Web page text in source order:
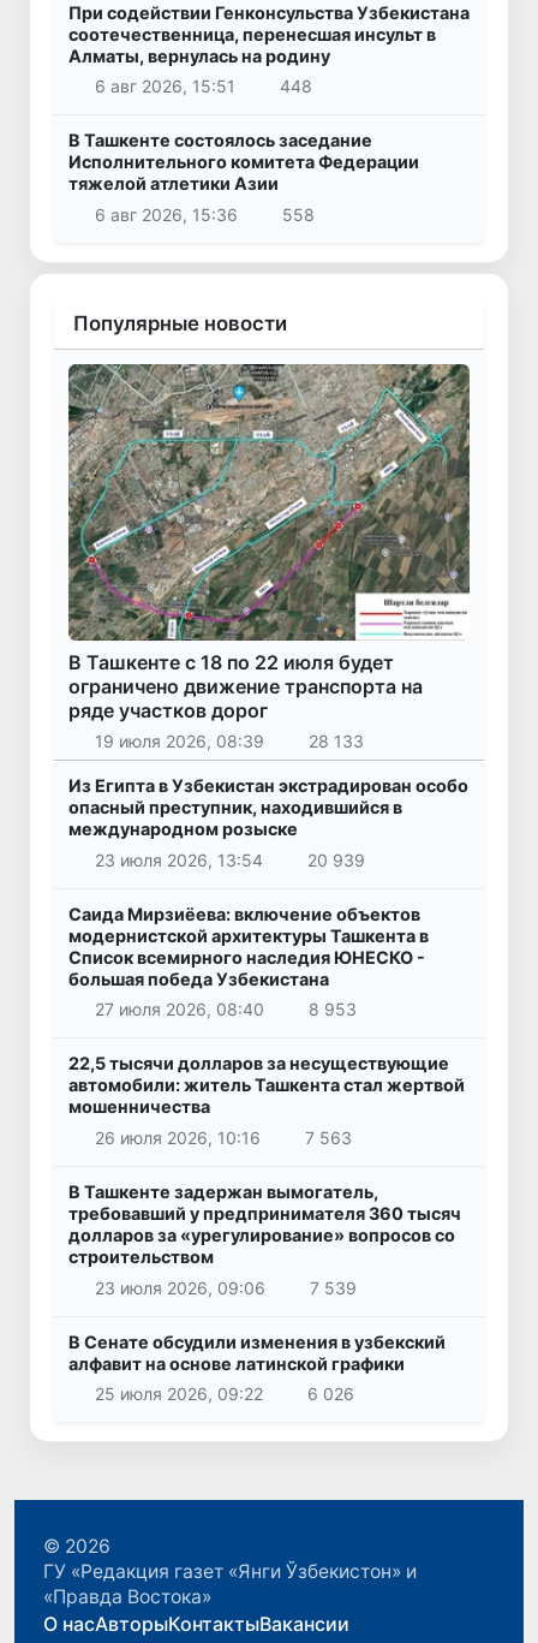
При содействии Генконсульства Узбекистана
соотечественница, перенесшая инсульт в
Алматы, вернулась на родину
6 авг 2026, 15:51
448
В Ташкенте состоялось заседание
Исполнительного комитета Федерации
тяжелой атлетики Азии
6 авг 2026, 15:36
558
Популярные новости
В Ташкенте с 18 по 22 июля будет
ограничено движение транспорта на
ряде участков дорог
19 июля 2026, 08:39 28 133
Из Египта в Узбекистан экстрадирован особо
опасный преступник, находившийся в
международном розыске
23 июля 2026, 13:54
20 939
Саида Мирзиёева: включение объектов
модернистской архитектуры Ташкента в
Список всемирного наследия ЮНЕСКО -
большая победа Узбекистана
27 июля 2026, 08:40
8 953
22,5 тысячи долларов за несуществующие
автомобили: житель Ташкента стал жертвой
мошенничества
26 июля 2026, 10:16
7 563
В Ташкенте задержан вымогатель,
требовавший у предпринимателя 360 тысяч
долларов за «урегулирование» вопросов со
строительством
23 июля 2026, 09:06
7 539
В Сенате обсудили изменения в узбекский
алфавит на основе латинской графики
25 июля 2026, 09:22
6 026
© 2026
ГУ «Редакция газет «Янги Ўзбекистон» и
«Правда Востока»
О насАвторыКонтактыВакансии